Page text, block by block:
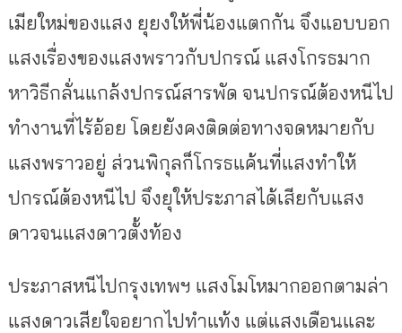
เมียใหม่ของแสง ยุยงให้พี่น้องแตกกัน จึงแอบบอก
แสงเรื่องของแสงพราวกับปกรณ์ แสงโกรธมาก
หาวิธีกลั่นแกล้งปกรณ์สารพัด จนปกรณ์ต้องหนีไป
ทำงานที่ไร้อ้อย โดยยังคงติดต่อทางจดหมายกับ
แสงพราวอยู่ ส่วนพิกุลก็โกรธแค้นที่แสงทำให้
ปกรณ์ต้องหนีไป จึงยุให้ประภาสได้เสียกับแสง
ดาวจนแสงดาวตั้งท้อง
ประภาสหนีไปกรุงเทพฯ แสงโมโหมากออกตามล่า
แสงดาวเสียใจอยากไปทำแท้ง แต่แสงเดือนและ